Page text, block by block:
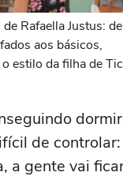
Rafaella Justus: de
aos básicos,
estilo da filha de
de
a gente vai